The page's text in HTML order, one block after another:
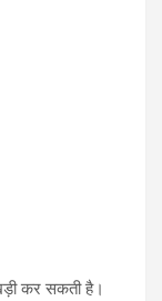
कर सकती है।